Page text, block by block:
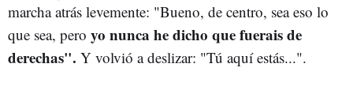
marcha atrás levemente: "Bueno, de centro, sea eso lo
que sea, pero yo nunca he dicho que fuerais de
derechas". Y volvió a deslizar: "Tú aquí estás...".